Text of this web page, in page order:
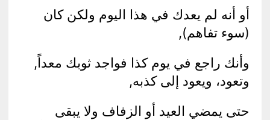
أو أنه لم يعدك في هذا اليوم ولكن كان
(سوء تفاهم),
وأنك راجع في يوم كذا فواجد ثوبك معداً,
وتعود، ويعود إلى كذبه,
حتى يمضي العيد أو الزفاف ولا يبقى